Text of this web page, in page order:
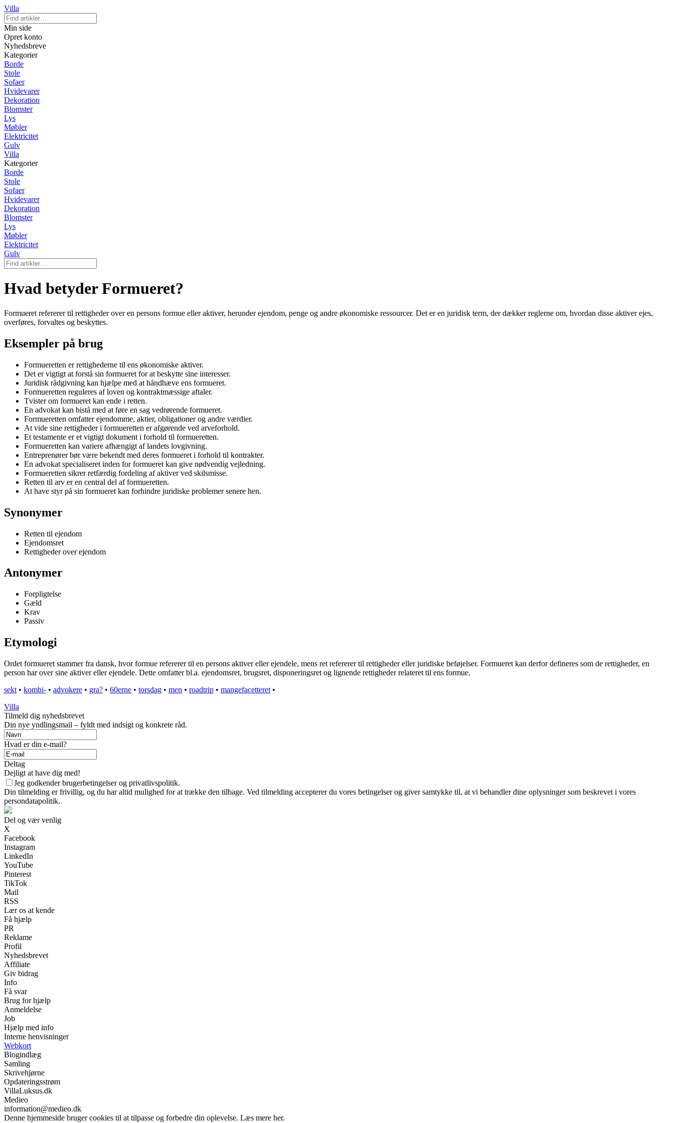
Villa
Min side
Opret konto
Nyhedsbreve
Kategorier
Borde
Stole
Sofaer
Hvidevarer
Dekoration
Blomster
Lys
Møbler
Elektricitet
Gulv
Villa
Kategorier
Borde
Stole
Sofaer
Hvidevarer
Dekoration
Blomster
Lys
Møbler
Elektricitet
Gulv
Hvad betyder Formueret?
Formueret refererer til rettigheder over en persons formue eller aktiver, herunder ejendom, penge og andre økonomiske ressourcer. Det er en juridisk term, der dækker reglerne om, hvordan disse aktiver ejes,
overføres, forvaltes og beskyttes.
Eksempler på brug
Formueretten er rettighederne til ens økonomiske aktiver.
Det er vigtigt at forstå sin formueret for at beskytte sine interesser.
Juridisk rådgivning kan hjælpe med at håndhæve ens formueret.
Formueretten reguleres af loven og kontraktmæssige aftaler.
Tvister om formueret kan ende i retten.
En advokat kan bistå med at føre en sag vedrørende formueret.
Formueretten omfatter ejendomme, aktier, obligationer og andre værdier.
At vide sine rettigheder i formueretten er afgørende ved arveforhold.
Et testamente er et vigtigt dokument i forhold til formueretten.
Formueretten kan variere afhængigt af landets lovgivning.
Entreprenører bør være bekendt med deres formueret i forhold til kontrakter.
En advokat specialiseret inden for formueret kan give nødvendig vejledning.
Formueretten sikrer retfærdig fordeling af aktiver ved skilsmisse.
Retten til arv er en central del af formueretten.
At have styr på sin formueret kan forhindre juridiske problemer senere hen.
Synonymer
Retten til ejendom
Ejendomsret
Rettigheder over ejendom
Antonymer
Forpligtelse
Gæld
Krav
Passiv
Etymologi
Ordet formueret stammer fra dansk, hvor formue refererer til en persons aktiver eller ejendele, mens ret refererer til rettigheder eller juridiske beføjelser. Formueret kan derfor defineres som de rettigheder, en
person har over sine aktiver eller ejendele. Dette omfatter bl.a. ejendomsret, brugsret, disponeringsret og lignende rettigheder relateret til ens formue.
sekt • kombi- • advokere • gra? • 60erne • torsdag • men • roadtrip • mangefacetteret •
Villa
Tilmeld dig nyhedsbrevet
Din nye yndlingsmail – fyldt med indsigt og konkrete råd.
Hvad er din e-mail?
Deltag
Dejligt at have dig med!
Jeg godkender brugerbetingelser og privatlivspolitik.
Din tilmelding er frivillig, og du har altid mulighed for at trække den tilbage. Ved tilmelding accepterer du vores betingelser og giver samtykke til, at vi behandler dine oplysninger som beskrevet i vores
persondatapolitik.
Del og vær venlig
X
Facebook
Instagram
LinkedIn
YouTube
Pinterest
TikTok
Mail
RSS
Lær os at kende
Få hjælp
PR
Reklame
Profil
Nyhedsbrevet
Affiliate
Giv bidrag
Info
Få svar
Brug for hjælp
Anmeldelse
Job
Hjælp med info
Interne henvisninger
Webkort
Blogindlæg
Samling
Skrivehjørne
Opdateringsstrøm
VillaLuksus.dk
Medieo
information@medieo.dk
Denne hjemmeside bruger cookies til at tilpasse og forbedre din oplevelse. Læs mere her.